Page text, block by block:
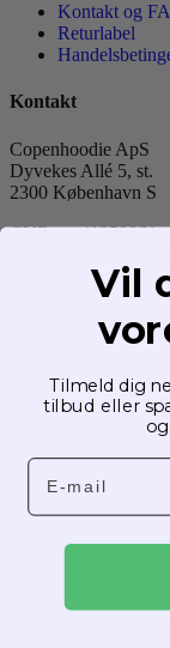
Kontakt og
Returlabel
Kontakt
Copenhoodie ApS
Dyvekes Allé 5, st.
2300 København S
CVR nr: 41258861
Vil
Tilmeld dig
tilbud eller
Email